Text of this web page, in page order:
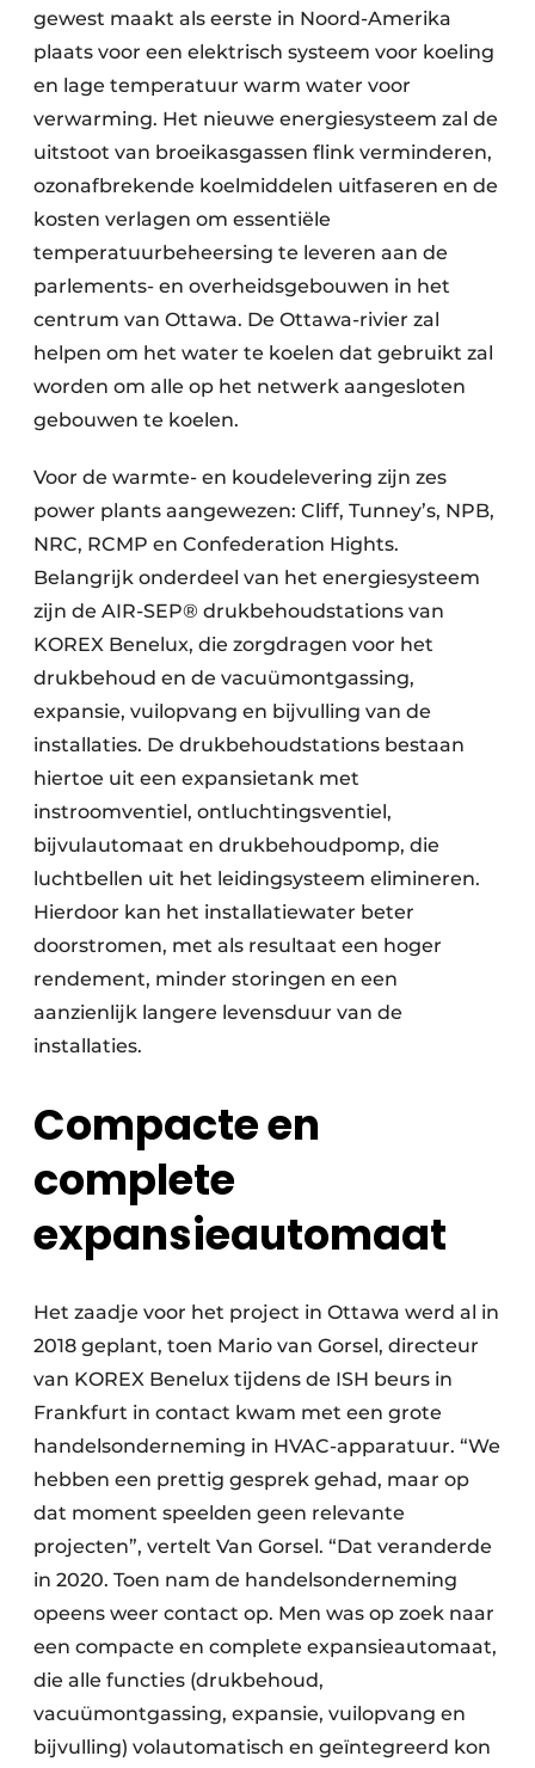
gewest maakt als eerste in Noord-Amerika
plaats voor een elektrisch systeem voor koeling
en lage temperatuur warm water voor
verwarming. Het nieuwe energiesysteem zal de
uitstoot van broeikasgassen flink verminderen,
ozonafbrekende koelmiddelen uitfaseren en de
kosten verlagen om essentiële
temperatuurbeheersing te leveren aan de
parlements- en overheidsgebouwen in het
centrum van Ottawa. De Ottawa-rivier zal
helpen om het water te koelen dat gebruikt zal
worden om alle op het netwerk aangesloten
gebouwen te koelen.
Voor de warmte- en koudelevering zijn zes
power plants aangewezen: Cliff, Tunney’s, NPB,
NRC, RCMP en Confederation Hights.
Belangrijk onderdeel van het energiesysteem
zijn de AIR-SEP® drukbehoudstations van
KOREX Benelux, die zorgdragen voor het
drukbehoud en de vacuümontgassing,
expansie, vuilopvang en bijvulling van de
installaties. De drukbehoudstations bestaan
hiertoe uit een expansietank met
instroomventiel, ontluchtingsventiel,
bijvulautomaat en drukbehoudpomp, die
luchtbellen uit het leidingsysteem elimineren.
Hierdoor kan het installatiewater beter
doorstromen, met als resultaat een hoger
rendement, minder storingen en een
aanzienlijk langere levensduur van de
installaties.
Compacte en
complete
expansieautomaat
Het zaadje voor het project in Ottawa werd al in
2018 geplant, toen Mario van Gorsel, directeur
van KOREX Benelux tijdens de ISH beurs in
Frankfurt in contact kwam met een grote
handelsonderneming in HVAC-apparatuur. “We
hebben een prettig gesprek gehad, maar op
dat moment speelden geen relevante
projecten”, vertelt Van Gorsel. “Dat veranderde
in 2020. Toen nam de handelsonderneming
opeens weer contact op. Men was op zoek naar
een compacte en complete expansieautomaat,
die alle functies (drukbehoud,
vacuümontgassing, expansie, vuilopvang en
bijvulling) volautomatisch en geïntegreerd kon